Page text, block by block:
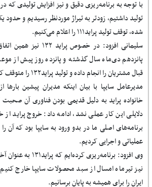
با توجه به برنامه‌ریزی دقیق و نیز افزایش تولیدی که
تولید داشتیم، زودتر به تیراژ موردنظر رسیدیم و حدود
شده، توقف تولید پراید۱۱۱ را اعلام می‌کنیم.
سلیمانی افزود: در خصوص
پانزدهم دی‌ماه سال گذشته و پانزده روز پیش از
قبال مشتریان را انجام داده و تولید پراید۱۳۲ را متوقف کنیم.
مدیرعامل سایپا با بیان اینکه مدیران پیشین
خانواده پراید به دلیل قدیمی بودن فناوری آن صحبت
دلایلی این کار عملی نشد، ادامه داد: خروج پراید
برنامه‌های اصلی ما در بدو ورود به سایپا بود که
عملیاتی و اجرایی کردیم.
وی افزود: برنامه‌ریزی
نیز تیرماه امسال از سبد محصولات سایپا خارج کنیم
ایران را برای همیشه به پایان برسانیم.